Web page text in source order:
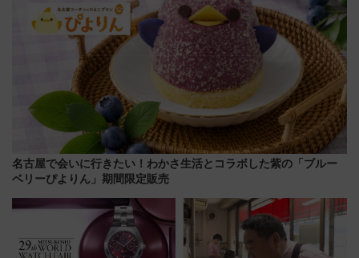
名古屋で会いに行きたい！わかさ生活とコラボした紫の「ブルー
ベリーぴよりん」期間限定販売